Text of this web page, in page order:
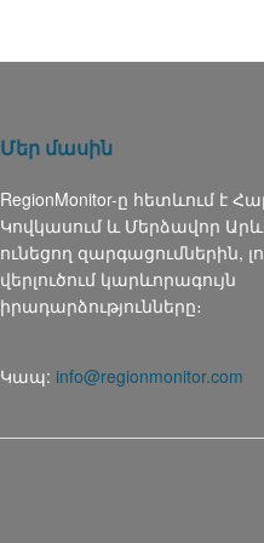
Մեր մասին
RegionMonitor-ը հետևում է
Կովկասում և Մերձավոր
ունեցող զարգացումներին,
վերլուծում կարևորագույն
իրադարձությունները։
Կապ: info@regionmonitor.com